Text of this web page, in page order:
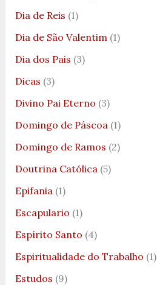
Dia de Reis (1)
Dia de São Valentim (1)
Dia dos Pais (3)
Dicas (3)
Divino Pai Eterno (3)
Domingo de Páscoa (1)
Domingo de Ramos (2)
Doutrina Católica (5)
Epifania (1)
Escapulario (1)
Espírito Santo (4)
Espiritualidade do Trabalho (1)
Estudos (9)